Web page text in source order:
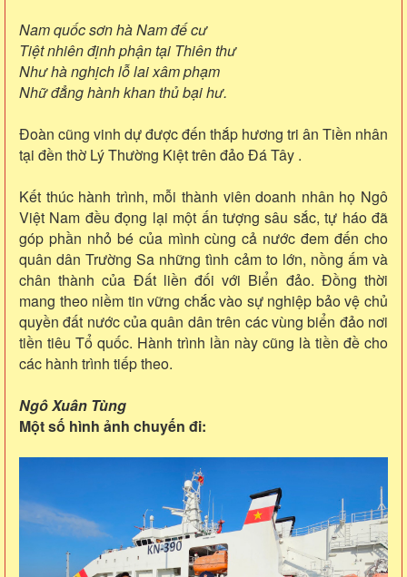
Nam quốc sơn hà Nam đế cư
Tiệt nhiên định phận tại Thiên thư
Như hà nghịch lỗ lai xâm phạm
Nhữ đẳng hành khan thủ bại hư.
Đoàn cũng vinh dự được đến thắp hương tri ân Tiền nhân
tại đền thờ Lý Thường Kiệt trên đảo Đá Tây .
Kết thúc hành trình, mỗi thành viên doanh nhân họ Ngô
Việt Nam đều đọng lại một ấn tượng sâu sắc, tự háo đã
góp phần nhỏ bé của mình cùng cả nước đem đến cho
quân dân Trường Sa những tình cảm to lớn, nồng ấm và
chân thành của Đất liền đối với Biển đảo. Đồng thời
mang theo niềm tin vững chắc vào sự nghiệp bảo vệ chủ
quyền đất nước của quân dân trên các vùng biển đảo nơi
tiền tiêu Tổ quốc. Hành trình lần này cũng là tiền đề cho
các hành trình tiếp theo.
Ngô Xuân Tùng
Một số hình ảnh chuyến đi: